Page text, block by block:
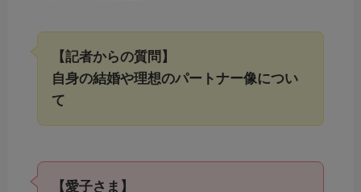
【記者からの質問】
自身の結婚や理想のパートナー像につい
て
【愛子さま】